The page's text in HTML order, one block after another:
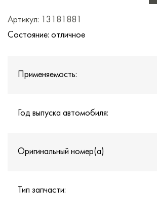
Артикул: 13181881
Состояние: отличное
Применяемость:
Год выпуска автомобиля:
Оригинальный номер(а)
Тип запчасти: